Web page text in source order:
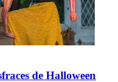
de Halloween